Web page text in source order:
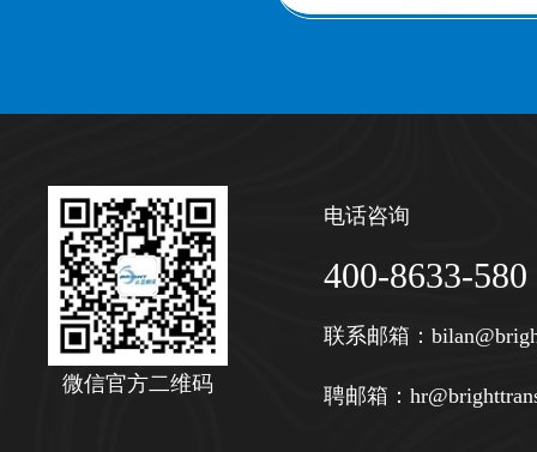
微信官方二维码
电话咨询
400-8633-580
联系邮箱：
聘邮箱：